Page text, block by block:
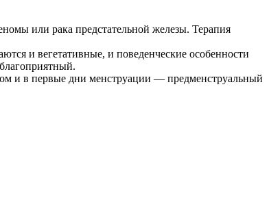
или рака предстательной железы. Терапия
и вегетативные, и поведенческие особенности
и в первые дни менструации — предменструальный